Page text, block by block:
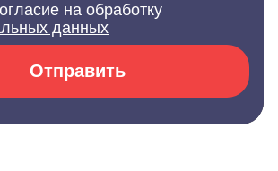
на обработку
данных
Отправить